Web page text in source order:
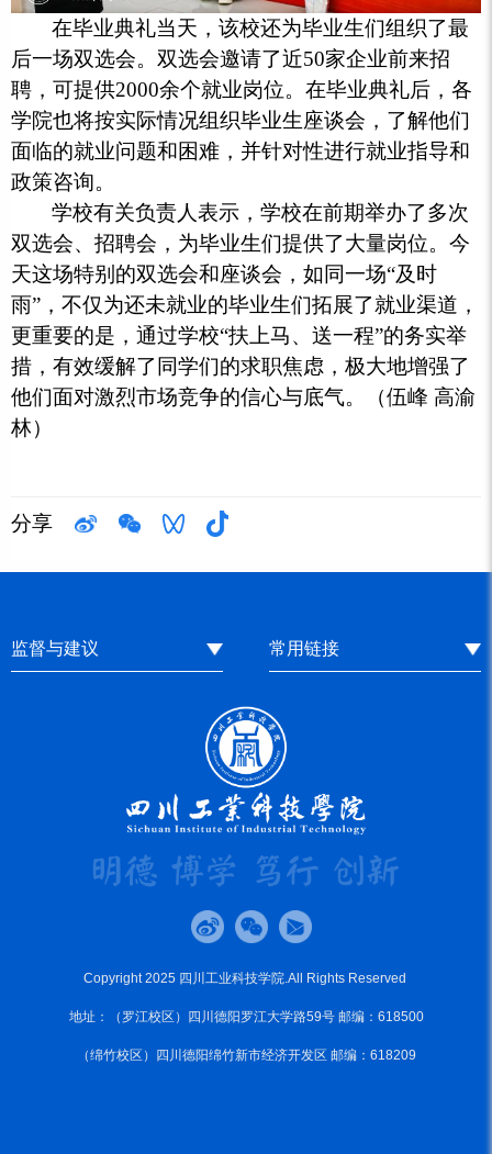
在毕业典礼当天，该校还为毕业生们组织了最
后一场双选会。双选会邀请了近50家企业前来招
聘，可提供2000余个就业岗位。在毕业典礼后，各
学院也将按实际情况组织毕业生座谈会，了解他们
面临的就业问题和困难，并针对性进行就业指导和
政策咨询。
学校有关负责人表示，学校在前期举办了多次
双选会、招聘会，为毕业生们提供了大量岗位。今
天这场特别的双选会和座谈会，如同一场“及时
雨”，不仅为还未就业的毕业生们拓展了就业渠道，
更重要的是，通过学校“扶上马、送一程”的务实举
措，有效缓解了同学们的求职焦虑，极大地增强了
他们面对激烈市场竞争的信心与底气。（伍峰 高渝
林）
分享
监督与建议 常用链接
Copyright 2025 四川工业科技学院.All Rights Reserved
地址：（罗江校区）四川德阳罗江大学路59号 邮编：618500
（绵竹校区）四川德阳绵竹新市经济开发区 邮编：618209